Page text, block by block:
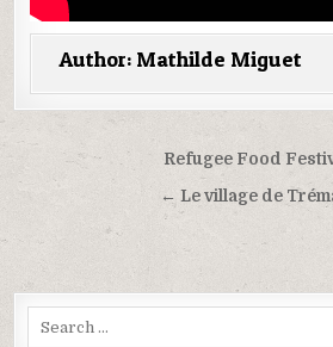
Author: Mathilde Miguet
Navigation
de
l’article
Refugee Food
← Le village de